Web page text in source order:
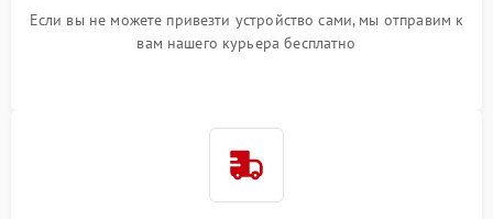
Если вы не можете привезти устройство сами, мы отправим к
вам нашего курьера бесплатно